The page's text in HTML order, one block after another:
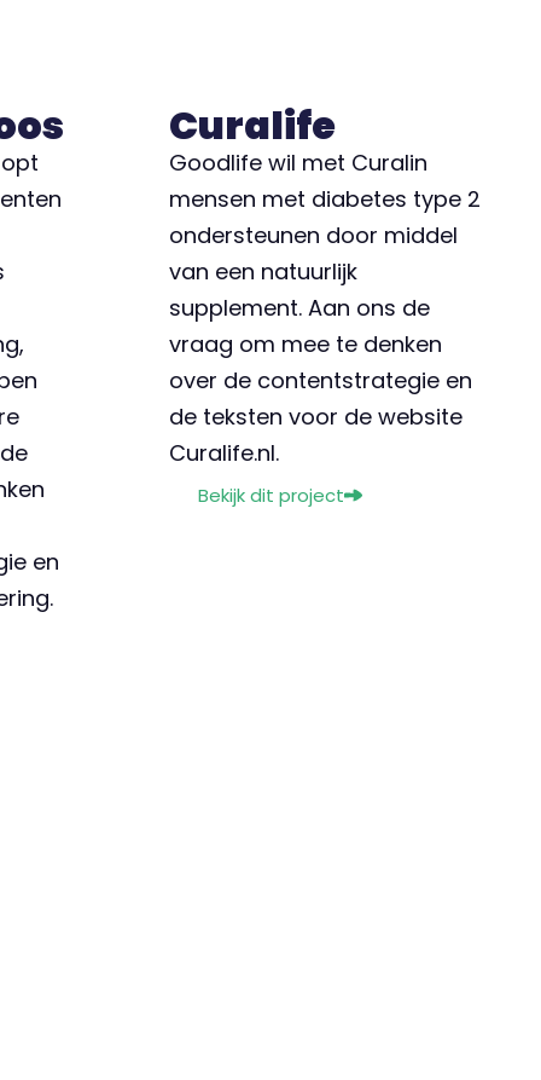
en
Curalife
Goodlife wil met Curalin
mensen met diabetes type 2
ondersteunen door middel
van een natuurlijk
supplement. Aan ons de
vraag om mee te denken
over de contentstrategie en
de teksten voor de website
Curalife.nl.
Bekijk dit project